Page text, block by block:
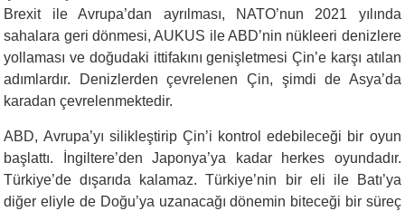
Brexit ile Avrupa’dan ayrılması, NATO’nun 2021 yılında
sahalara geri dönmesi, AUKUS ile ABD’nin nükleeri denizlere
yollaması ve doğudaki ittifakını genişletmesi Çin’e karşı atılan
adımlardır. Denizlerden çevrelenen Çin, şimdi de Asya’da
karadan çevrelenmektedir.
ABD, Avrupa’yı silikleştirip Çin’i kontrol edebileceği bir oyun
başlattı. İngiltere’den Japonya’ya kadar herkes oyundadır.
Türkiye’de dışarıda kalamaz. Türkiye’nin bir eli ile Batı’ya
diğer eliyle de Doğu’ya uzanacağı dönemin biteceği bir süreç